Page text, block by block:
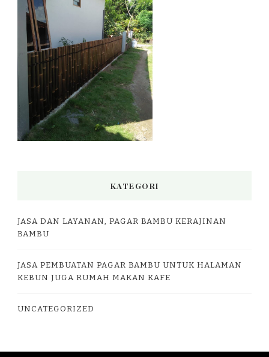
KATEGORI
JASA DAN LAYANAN, PAGAR BAMBU KERAJINAN
BAMBU
JASA PEMBUATAN PAGAR BAMBU UNTUK HALAMAN
KEBUN JUGA RUMAH MAKAN KAFE
UNCATEGORIZED